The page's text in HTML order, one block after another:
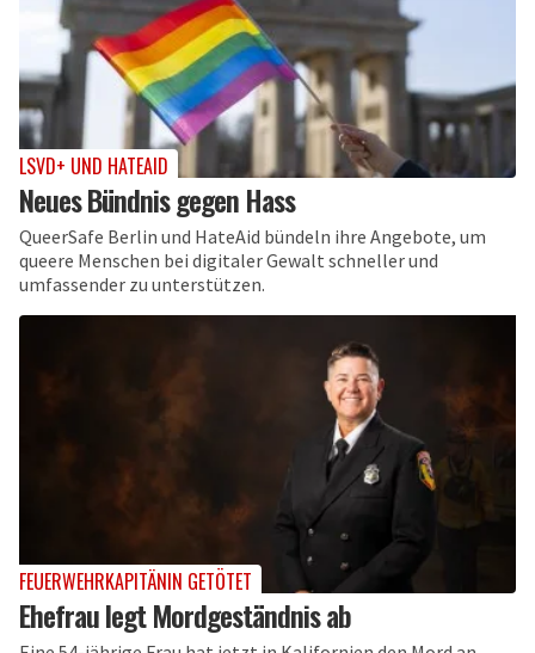
LSVD+ UND HATEAID
Neues Bündnis gegen Hass
QueerSafe Berlin und HateAid bündeln ihre Angebote, um
queere Menschen bei digitaler Gewalt schneller und
umfassender zu unterstützen.
FEUERWEHRKAPITÄNIN GETÖTET
Ehefrau legt Mordgeständnis ab